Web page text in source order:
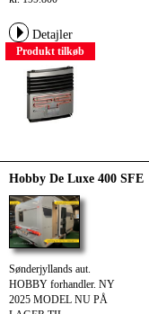
Detajler
Produkt tilkøb
Hobby De Luxe 400 SFE
Sønderjyllands aut.
HOBBY forhandler. NY
2025 MODEL NU PÅ